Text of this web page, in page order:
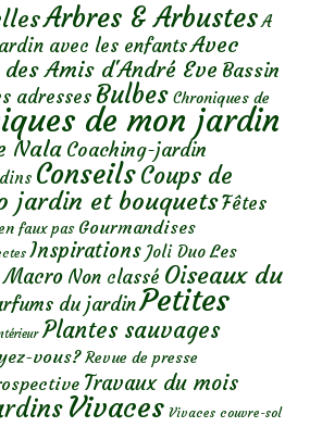
Arbres & Arbustes A
avec les enfantsAvec
Amis d'André Eve Bassin
adresses Bulbes Chroniques de
de mon jardin
Nala Coaching-jardin
ConseilsCoups de
jardin et bouquetsFêtes
faux pas Gourmandises
Inspirations Joli Duo Les
Macro Non classé Oiseaux du
du jardinPetites
Plantes sauvages
vous? Revue de presse
Travaux du mois
Vivaces Vivaces couvre-sol